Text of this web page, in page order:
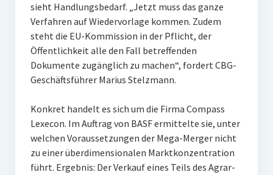
sieht Handlungsbedarf. „Jetzt muss das ganze
Verfahren auf Wiedervorlage kommen. Zudem
steht die EU-Kommission in der Pflicht, der
Öffentlichkeit alle den Fall betreffenden
Dokumente zugänglich zu machen“, fordert CBG-
Geschäftsführer Marius Stelzmann.
Konkret handelt es sich um die Firma Compass
Lexecon. Im Auftrag von BASF ermittelte sie, unter
welchen Voraussetzungen der Mega-Merger nicht
zu einer überdimensionalen Marktkonzentration
führt. Ergebnis: Der Verkauf eines Teils des Agrar-